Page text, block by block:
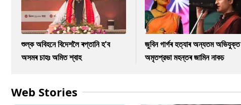
শুল্ক অবিহনে বিদেশলৈ ৰপ্তানি হ'ব
অসমৰ চাহঃ অমিত শ্বাহ
জুবিন গাৰ্গৰ হত্যাৰ অন্যতম অভিযুক্ত
অমৃতপ্রভা মহন্তৰ জামিন নাকচ
Web Stories